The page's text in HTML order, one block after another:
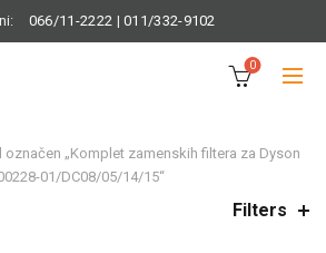
066/11-2222 |011/332-9102
0
označen „Komplet zamenskih filtera za Dyson
01/DC08/05/14/15“
Filters